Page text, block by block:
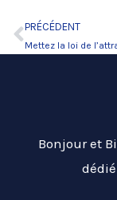
PRÉCÉDENT
Bonjour et